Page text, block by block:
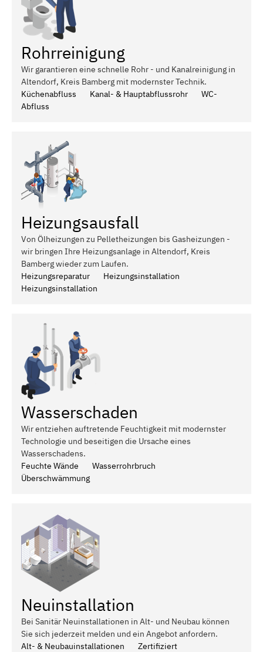
Rohrreinigung
Wir garantieren eine schnelle Rohr - und Kanalreinigung in
Altendorf, Kreis Bamberg mit modernster Technik.
Küchenabfluss
Kanal- & Hauptabflussrohr
WC-
Abfluss
Heizungsausfall
Von Ölheizungen zu Pelletheizungen bis Gasheizungen -
wir bringen Ihre Heizungsanlage in Altendorf, Kreis
Bamberg wieder zum Laufen.
Heizungsreparatur
Heizungsinstallation
Heizungsinstallation
Wasserschaden
Wir entziehen auftretende Feuchtigkeit mit modernster
Technologie und beseitigen die Ursache eines
Wasserschadens.
Feuchte Wände
Wasserrohrbruch
Überschwämmung
Neuinstallation
Bei Sanitär Neuinstallationen in Alt- und Neubau können
Sie sich jederzeit melden und ein Angebot anfordern.
Alt- & Neubauinstallationen
Zertifiziert